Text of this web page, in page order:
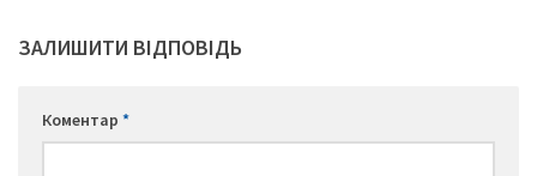
ЗАЛИШИТИ ВІДПОВІДЬ
Коментар *